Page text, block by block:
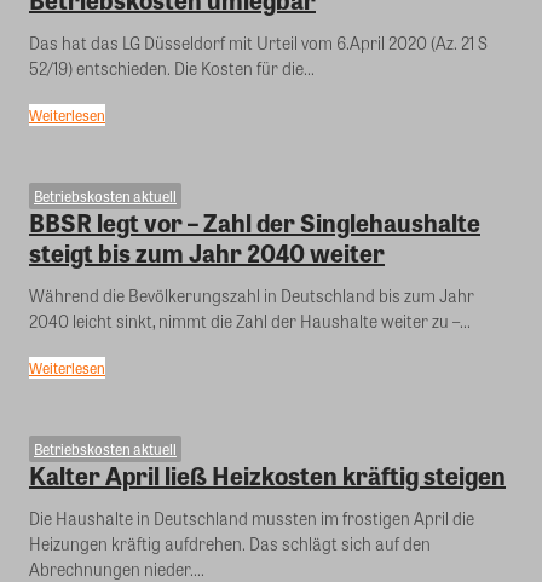
Das hat das LG Düsseldorf mit Urteil vom 6.April 2020 (Az. 21 S
52/19) entschieden. Die Kosten für die...
Weiterlesen
Betriebskosten aktuell
BBSR legt vor – Zahl der Singlehaushalte
steigt bis zum Jahr 2040 weiter
Während die Bevölkerungszahl in Deutschland bis zum Jahr
2040 leicht sinkt, nimmt die Zahl der Haushalte weiter zu –...
Weiterlesen
Betriebskosten aktuell
Kalter April ließ Heizkosten kräftig steigen
Die Haushalte in Deutschland mussten im frostigen April die
Heizungen kräftig aufdrehen. Das schlägt sich auf den
Abrechnungen nieder....